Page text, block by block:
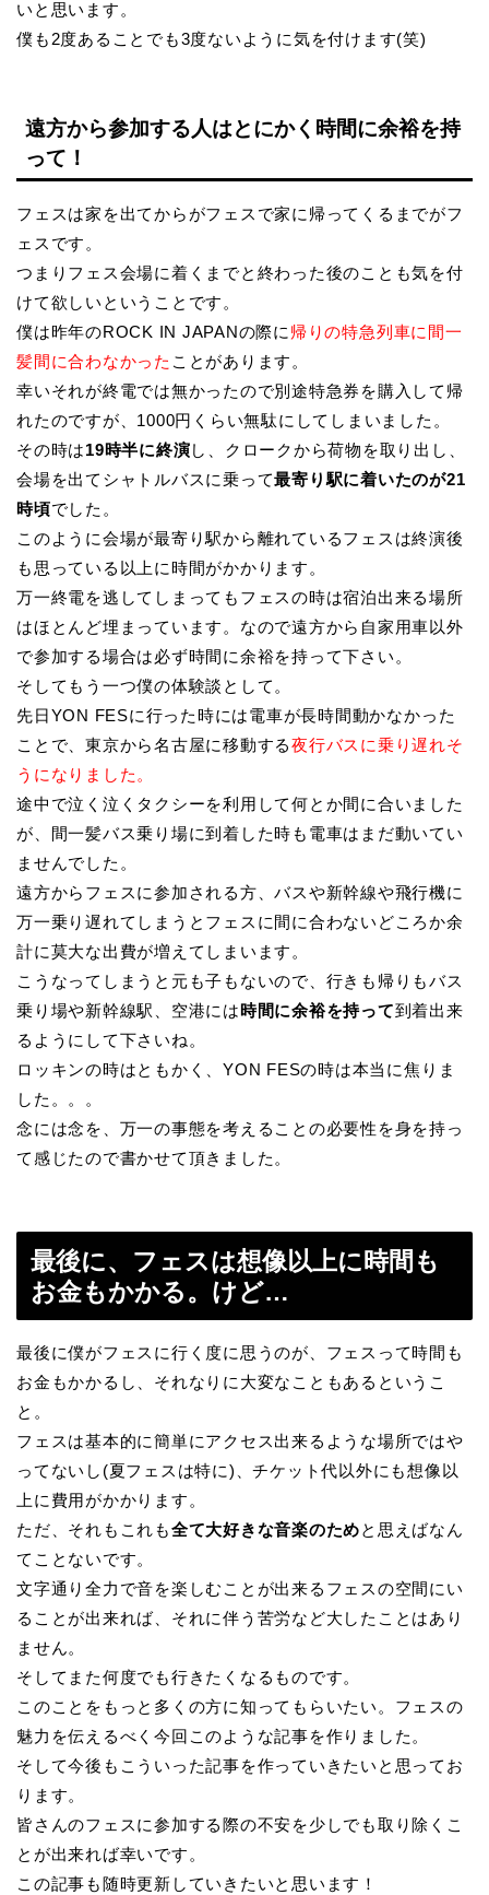
いと思います。
僕も2度あることでも3度ないように気を付けます(笑)
遠方から参加する人はとにかく時間に余裕を持
って！
フェスは家を出てからがフェスで家に帰ってくるまでがフ
ェスです。
つまりフェス会場に着くまでと終わった後のことも気を付
けて欲しいということです。
僕は昨年のROCK IN JAPANの際に 帰りの特急列車に間一
髪間に合わなかった ことがあります。
幸いそれが終電では無かったので別途特急券を購入して帰
れたのですが、1000円くらい無駄にしてしまいました。
その時は19時半に終演し、クロークから荷物を取り出し、
会場を出てシャトルバスに乗って最寄り駅に着いたのが21
時頃でした。
このように会場が最寄り駅から離れているフェスは終演後
も思っている以上に時間がかかります。
万一終電を逃してしまってもフェスの時は宿泊出来る場所
はほとんど埋まっています。なので遠方から自家用車以外
で参加する場合は必ず時間に余裕を持って下さい。
そしてもう一つ僕の体験談として。
先日YON FESに行った時には電車が長時間動かなかった
ことで、東京から名古屋に移動する夜行バスに乗り遅れそ
うになりました。
途中で泣く泣くタクシーを利用して何とか間に合いました
が、間一髪バス乗り場に到着した時も電車はまだ動いてい
ませんでした。
遠方からフェスに参加される方、バスや新幹線や飛行機に
万一乗り遅れてしまうとフェスに間に合わないどころか余
計に莫大な出費が増えてしまいます。
こうなってしまうと元も子もないので、行きも帰りもバス
乗り場や新幹線駅、空港には時間に余裕を持って到着出来
るようにして下さいね。
ロッキンの時はともかく、YON FESの時は本当に焦りま
した。。。
念には念を、万一の事態を考えることの必要性を身を持っ
て感じたので書かせて頂きました。
最後に、フェスは想像以上に時間も
お金もかかる。けど…
最後に僕がフェスに行く度に思うのが、フェスって時間も
お金もかかるし、それなりに大変なこともあるというこ
と。
フェスは基本的に簡単にアクセス出来るような場所ではや
ってないし(夏フェスは特に)、チケット代以外にも想像以
上に費用がかかります。
ただ、それもこれも全て大好きな音楽のためと思えばなん
てことないです。
文字通り全力で音を楽しむことが出来るフェスの空間にい
ることが出来れば、それに伴う苦労など大したことはあり
ません。
そしてまた何度でも行きたくなるものです。
このことをもっと多くの方に知ってもらいたい。フェスの
魅力を伝えるべく今回このような記事を作りました。
そして今後もこういった記事を作っていきたいと思ってお
ります。
皆さんのフェスに参加する際の不安を少しでも取り除くこ
とが出来れば幸いです。
この記事も随時更新していきたいと思います！